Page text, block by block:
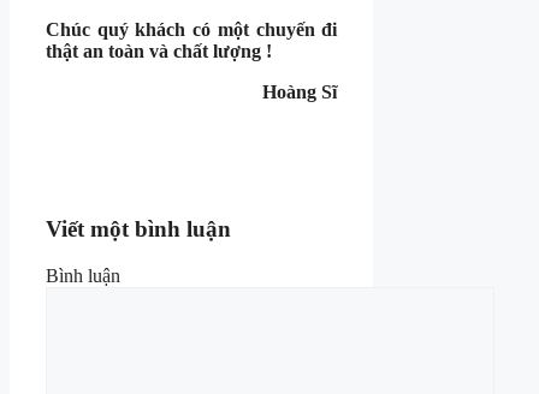
Chúc quý khách có một chuyến đi
thật an toàn và chất lượng !
Hoàng Sĩ
Viết một bình luận
Bình luận